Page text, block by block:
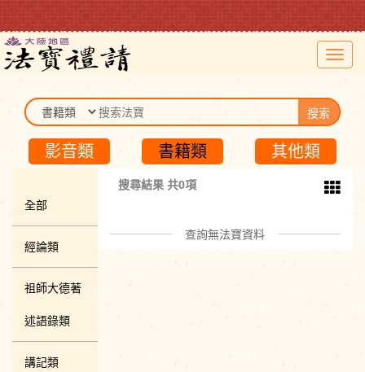
搜索
影音類 書籍類 其他類
全部
經論類
祖師大德著
述語錄類
講記類
搜尋結果 共0項
查詢無法寶資料